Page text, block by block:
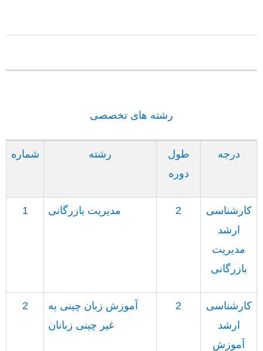
رشته های تخصصی
شماره رشته
طول
دوره
درجه
1 مدیریت بازرگانی 2
کارشناسی
ارشد
مدیریت
بازرگانی
2
آموزش زبان چینی به
غیر چینی زبانان
2
کارشناسی
ارشد
آموزش